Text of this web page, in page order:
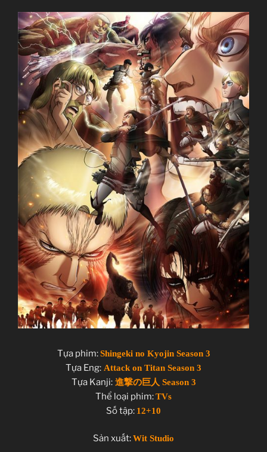
Tựa phim:Shingeki no Kyojin Season 3
Tựa Eng: Attack on Titan Season 3
Tựa Kanji: 進撃の巨人 Season 3
Thể loại phim:TVs
Số tập: 12+10
Sản xuất:Wit Studio